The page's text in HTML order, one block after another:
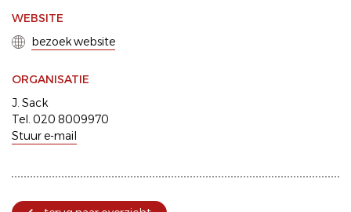
WEBSITE
bezoek website
ORGANISATIE
J. Sack
Tel. 020 8009970
Stuur e-mail